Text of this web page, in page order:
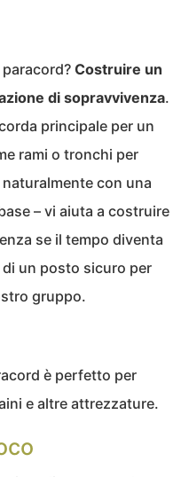
Costruire un
di sopravvivenza.
principale per un
rami o tronchi per
con una
– vi aiuta a costruire
se il tempo diventa
un posto sicuro per
gruppo.
è perfetto per
e altre attrezzature.